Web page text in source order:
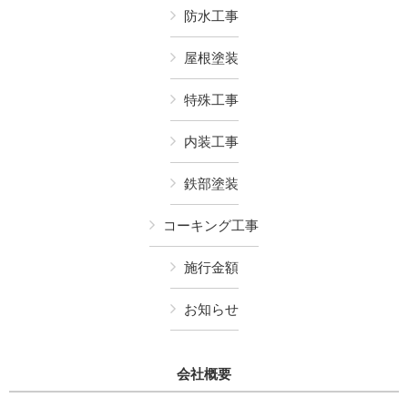
防水工事
屋根塗装
特殊工事
内装工事
鉄部塗装
コーキング工事
施行金額
お知らせ
会社概要